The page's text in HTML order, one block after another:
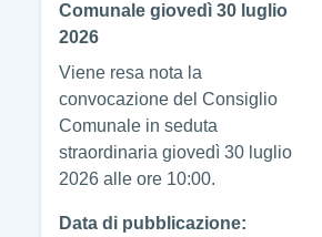
Comunale giovedì 30 luglio
2026
Viene resa nota la
convocazione del Consiglio
Comunale in seduta
straordinaria giovedì 30 luglio
2026 alle ore 10:00.
Data di pubblicazione: